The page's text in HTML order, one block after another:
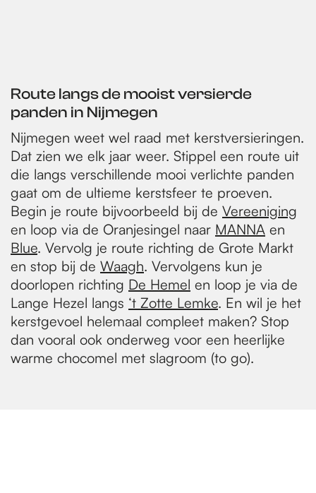
Route langs de mooist versierde
panden in Nijmegen
Nijmegen weet wel raad met kerstversieringen.
Dat zien we elk jaar weer. Stippel een route uit
die langs verschillende mooi verlichte panden
gaat om de ultieme kerstsfeer te proeven.
Begin je route bijvoorbeeld bij de Vereeniging
en loop via de Oranjesingel naar MANNA en
Blue. Vervolg je route richting de Grote Markt
en stop bij de Waagh. Vervolgens kun je
doorlopen richting De Hemel en loop je via de
Lange Hezel langs ‘t Zotte Lemke. En wil je het
kerstgevoel helemaal compleet maken? Stop
dan vooral ook onderweg voor een heerlijke
warme chocomel met slagroom (to go).